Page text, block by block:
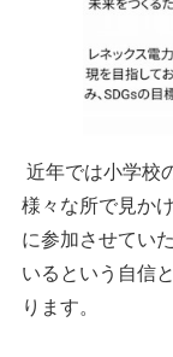
近年では小学校
様々な所で見か
に参加させてい
いるという自信
ります。